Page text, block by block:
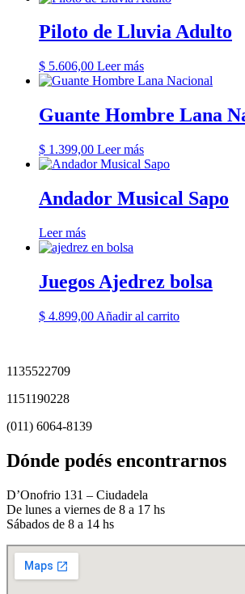
Piloto de Lluvia Adulto
$ 5.606,00 Leer más
Guante Hombre Lana
$ 1.399,00 Leer más
Andador Musical Sapo
Leer más
Juegos Ajedrez bolsa
$ 4.899,00 Añadir al carrito
1135522709
1151190228
(011) 6064-8139
Dónde podés encontrarnos
D’Onofrio 131 – Ciudadela
De lunes a viernes de 8 a 17 hs
Sábados de 8 a 14 hs